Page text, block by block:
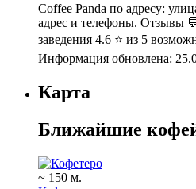
Coffee Panda по адресу:
адрес и телефоны. Отзывы
заведения 4.6 ⭐ из 5
Информация обновлена:
Карта
Ближайшие
~ 150 м.